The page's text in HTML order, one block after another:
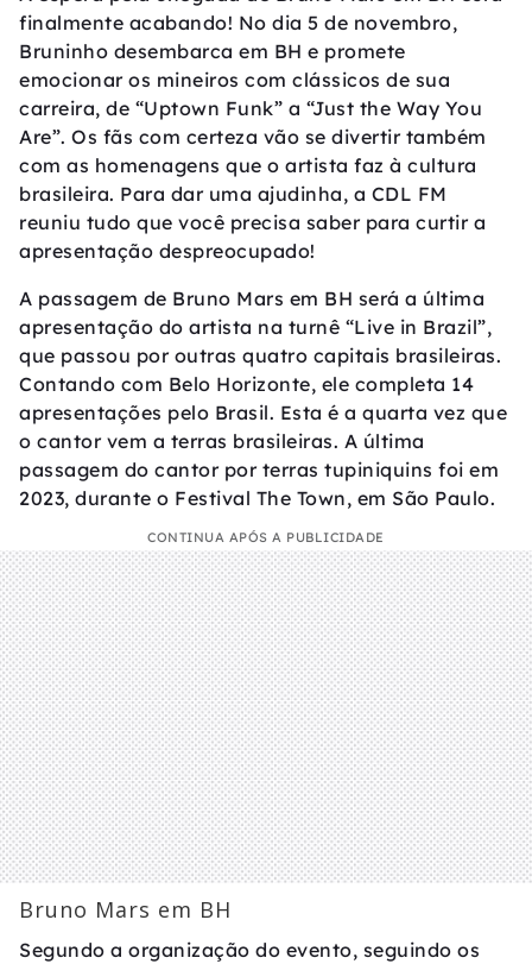
finalmente acabando! No dia 5 de novembro,
Bruninho desembarca em BH e promete
emocionar os mineiros com clássicos de sua
carreira, de “Uptown Funk” a “Just the Way You
Are”. Os fãs com certeza vão se divertir também
com as homenagens que o artista faz à cultura
brasileira. Para dar uma ajudinha, a CDL FM
reuniu tudo que você precisa saber para curtir a
apresentação despreocupado!
A passagem de Bruno Mars em BH será a última
apresentação do artista na turnê “Live in Brazil”,
que passou por outras quatro capitais brasileiras.
Contando com Belo Horizonte, ele completa 14
apresentações pelo Brasil. Esta é a quarta vez que
o cantor vem a terras brasileiras. A última
passagem do cantor por terras tupiniquins foi em
2023, durante o Festival The Town, em São Paulo.
CONTINUA APÓS A PUBLICIDADE
Bruno Mars em BH
Segundo a organização do evento, seguindo os